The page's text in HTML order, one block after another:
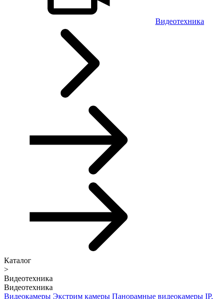
Видеотехника
Каталог
>
Видеотехника
Видеотехника
Видеокамеры Экстрим камеры Панорамные видеокамеры IP,